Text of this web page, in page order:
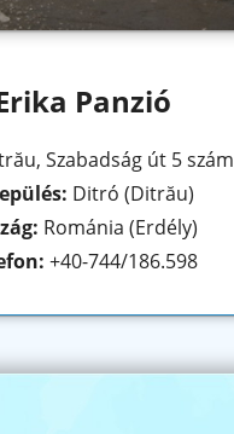
Panzió
Szabadság út 5 szám
Ditró (Ditrău)
Románia (Erdély)
+40-744/186.598